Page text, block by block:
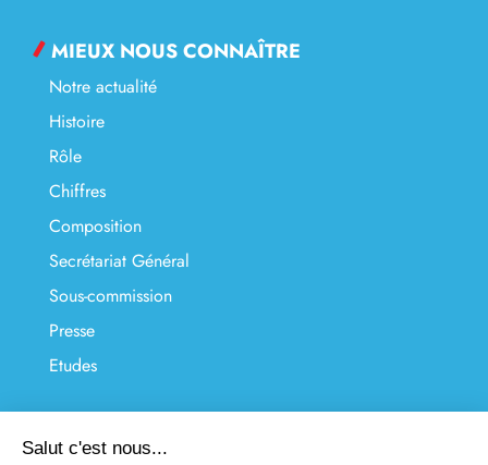
MIEUX NOUS CONNAÎTRE
Notre actualité
Histoire
Rôle
Chiffres
Composition
Secrétariat Général
Sous-commission
Presse
Etudes
LIENS UTILES